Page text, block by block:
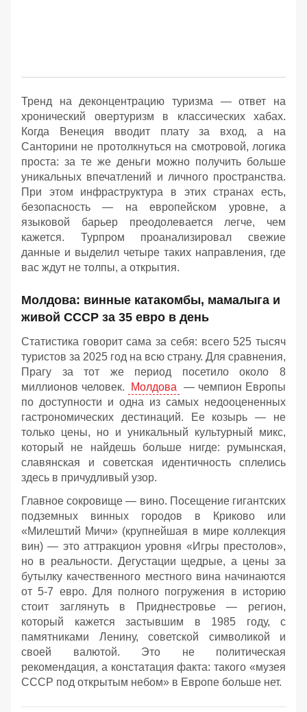
Тренд на деконцентрацию туризма — ответ на
хронический овертуризм в классических хабах.
Когда Венеция вводит плату за вход, а на
Санторини не протолкнуться на смотровой, логика
проста: за те же деньги можно получить больше
уникальных впечатлений и личного пространства.
При этом инфраструктура в этих странах есть,
безопасность — на европейском уровне, а
языковой барьер преодолевается легче, чем
кажется. Турпром проанализировал свежие
данные и выделил четыре таких направления, где
вас ждут не толпы, а открытия.
Молдова: винные катакомбы, мамалыга и
живой СССР за 35 евро в день
Статистика говорит сама за себя: всего 525 тысяч
туристов за 2025 год на всю страну. Для сравнения,
Прагу за тот же период посетило около 8
миллионов человек.
Молдова
— чемпион Европы
по доступности и одна из самых недооцененных
гастрономических дестинаций. Ее козырь — не
только цены, но и уникальный культурный микс,
который не найдешь больше нигде: румынская,
славянская и советская идентичность сплелись
здесь в причудливый узор.
Главное сокровище — вино. Посещение гигантских
подземных винных городов в Криково или
«Милештий Мичи» (крупнейшая в мире коллекция
вин) — это аттракцион уровня «Игры престолов»,
но в реальности. Дегустации щедрые, а цены за
бутылку качественного местного вина начинаются
от 5-7 евро. Для полного погружения в историю
стоит заглянуть в Приднестровье — регион,
который кажется застывшим в 1985 году, с
памятниками Ленину, советской символикой и
своей валютой. Это не политическая
рекомендация, а констатация факта: такого «музея
СССР под открытым небом» в Европе больше нет.